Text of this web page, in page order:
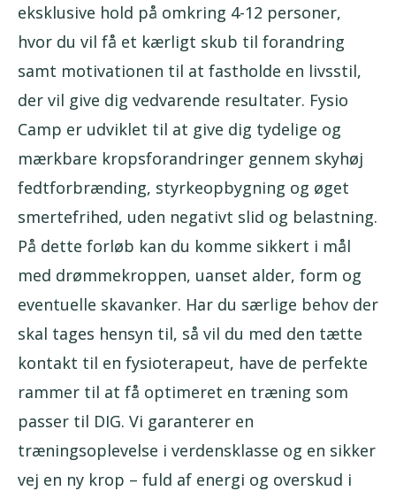
eksklusive hold på omkring 4-12 personer,
hvor du vil få et kærligt skub til forandring
samt motivationen til at fastholde en livsstil,
der vil give dig vedvarende resultater. Fysio
Camp er udviklet til at give dig tydelige og
mærkbare kropsforandringer gennem skyhøj
fedtforbrænding, styrkeopbygning og øget
smertefrihed, uden negativt slid og belastning.
På dette forløb kan du komme sikkert i mål
med drømmekroppen, uanset alder, form og
eventuelle skavanker. Har du særlige behov der
skal tages hensyn til, så vil du med den tætte
kontakt til en fysioterapeut, have de perfekte
rammer til at få optimeret en træning som
passer til DIG. Vi garanterer en
træningsoplevelse i verdensklasse og en sikker
vej en ny krop – fuld af energi og overskud i